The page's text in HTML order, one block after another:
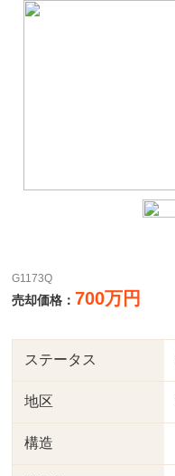
G1173Q
売却価格： 700万円
ステータス
地区
構造